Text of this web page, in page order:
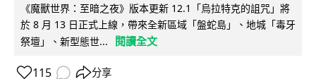
《魔獸世界：至暗之夜》版本更新 12.1「烏拉特克的詛咒」將
於 8 月 13 日正式上線，帶來全新區域「盤蛇島」、地城「毒牙
祭壇」、新型態世...
閱讀全文
115 分享